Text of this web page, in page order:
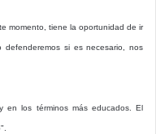
momento, tiene la oportunidad de ir
si es necesario, nos
en los términos más educados. El